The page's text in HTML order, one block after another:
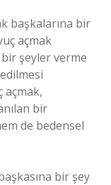
başkalarına bir
açmak
şeyler verme
açmak,
bir
de bedensel
bir şey